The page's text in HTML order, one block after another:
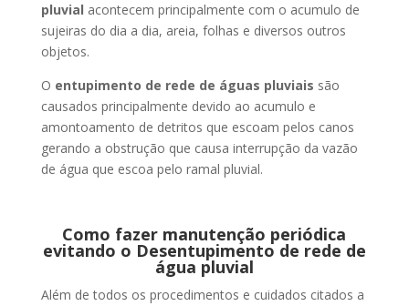
pluvial acontecem principalmente com o acumulo de
sujeiras do dia a dia, areia, folhas e diversos outros
objetos.
O entupimento de rede de águas pluviais são
causados principalmente devido ao acumulo e
amontoamento de detritos que escoam pelos canos
gerando a obstrução que causa interrupção da vazão
de água que escoa pelo ramal pluvial.
Como fazer manutenção periódica
evitando o Desentupimento de rede de
água pluvial
Além de todos os procedimentos e cuidados citados a